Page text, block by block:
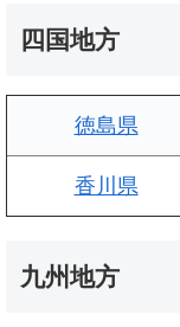
四国地方
徳島県
香川県
九州地方